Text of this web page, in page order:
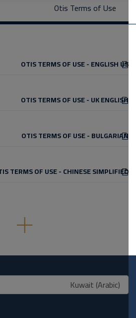
Otis Terms of Use
OTIS TERMS OF USE - ENGLISH US
OTIS TERMS OF USE - UK ENGLISH
OTIS TERMS OF USE - BULGARIAN
OTIS TERMS OF USE - CHINESE SIMPLIFIED
United States (EN)